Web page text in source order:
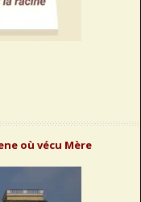
où vécu Mère